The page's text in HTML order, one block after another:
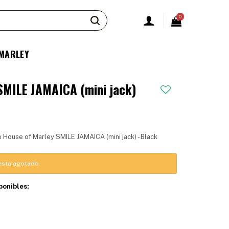
0
JAMAICA (mini jack)
of Marley SMILE JAMAICA (mini jack) - Black
agotado.